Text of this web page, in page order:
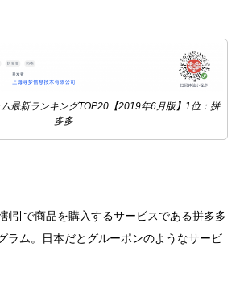
最新ランキングTOP20【2019年6月版】1位：拼
多多
引で商品を購入するサービスである拼多多
ラム。日本だとグルーポンのようなサービ